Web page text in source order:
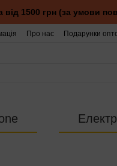
1500 грн (за умови
Про нас Подарунки